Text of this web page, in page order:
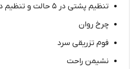
تنظیم پشتی در ۵ حالت و تنظیم دسته در ۴ حالت
چرخ روان
فوم تزریقی سرد
نشیمن راحت